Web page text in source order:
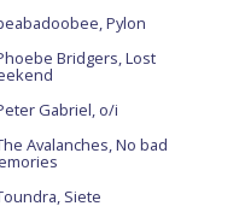
Pylon
Bridgers, Lost
Gabriel, o/i
Avalanches, No bad
Siete